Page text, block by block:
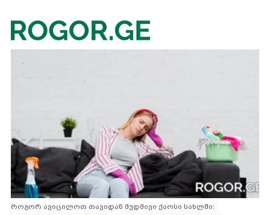
როგორ ავიცილოთ თავიდან მუდმივი ქაოსი სახლში: